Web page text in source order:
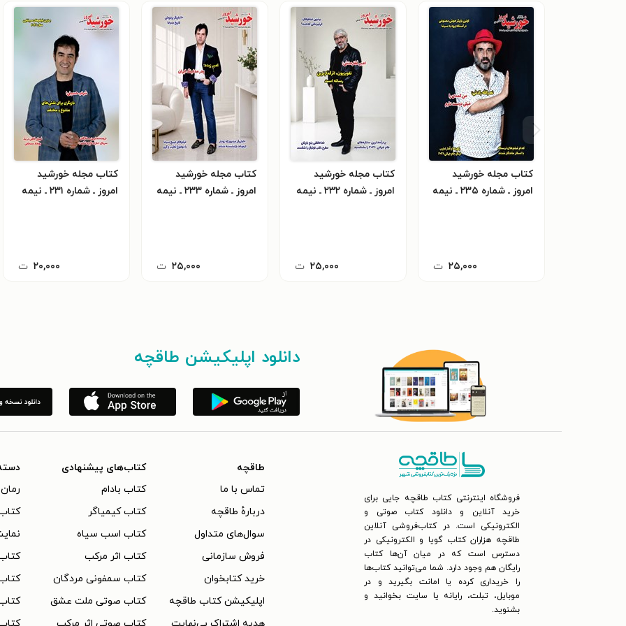
کتاب مجله خورشید
امروز ـ شماره ۲۳۵ ـ نیمه
۲۵,۰۰۰ ت
کتاب مجله خورشید
امروز ـ شماره ۲۳۲ ـ نیمه
۲۵,۰۰۰ ت
کتاب مجله خورشید
امروز ـ شماره ۲۳۳ ـ نیمه
۲۵,۰۰۰ ت
کتاب مجله خورشید
امروز ـ شماره ۲۳۱ ـ نیمه
۲۰,۰۰۰ ت
دانلود اپلیکیشن طاقچه
فروشگاه اینترنتی کتاب طاقچه جایی برای
خرید آنلاین و دانلود کتاب صوتی و
الکترونیکی است. در کتاب‌فروشی آنلاین
طاقچه هزاران کتاب گویا و الکترونیکی در
دسترس است که در میان آن‌ها کتاب
رایگان هم وجود دارد. شما می‌توانید کتاب‌ها
را خریداری کرده یا امانت بگیرید و در
موبایل، تبلت، رایانه یا سایت بخوانید و
بشنوید.
طاقچه
تماس با ما
دربارهٔ طاقچه
سوال‌های متداول
فروش سازمانی
خرید کتابخوان
اپلیکیشن کتاب طاقچه
هدیه اشتراک بی‌نهایت
کتاب‌های پیشنهادی
کتاب بادام
کتاب کیمیاگر
کتاب اسب سیاه
کتاب اثر مرکب
کتاب سمفونی مردگان
کتاب صوتی ملت عشق
کتاب صوتی اثر مرکب